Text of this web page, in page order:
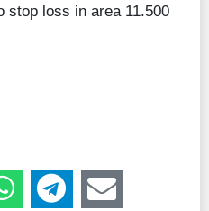
stop loss in area 11.500